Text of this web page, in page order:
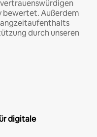
bewertet. Außerdem
durch unseren
digitale